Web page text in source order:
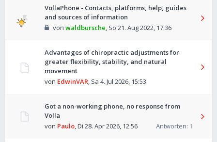
VollaPhone - Contacts, platforms, help, guides
and sources of information
von waldbursche, So 21. Aug 2022, 17:36
Advantages of chiropractic adjustments for
greater flexibility, stability, and natural
movement
von EdwinVAR, Sa 4. Jul 2026, 15:53
Got a non-working phone, no response from
Volla
Antworten: 1
von Paulo,Di 28. Apr 2026, 12:56